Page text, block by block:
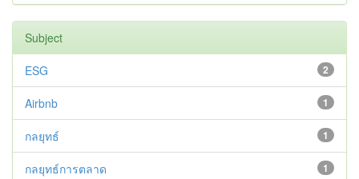
Subject
2
ESG
1
Airbnb
1
กลยุทธ์
1
กลยุทธ์การตลาด